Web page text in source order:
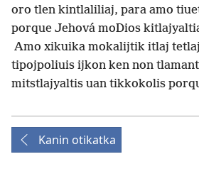
oro tlen kintlaliliaj, para amo
porque Jehová moDios
Amo xikuika mokalijtik itlaj
tipojpoliuis ijkon ken non
mitstlajyaltis uan tikkokolis
Kanin otikatka